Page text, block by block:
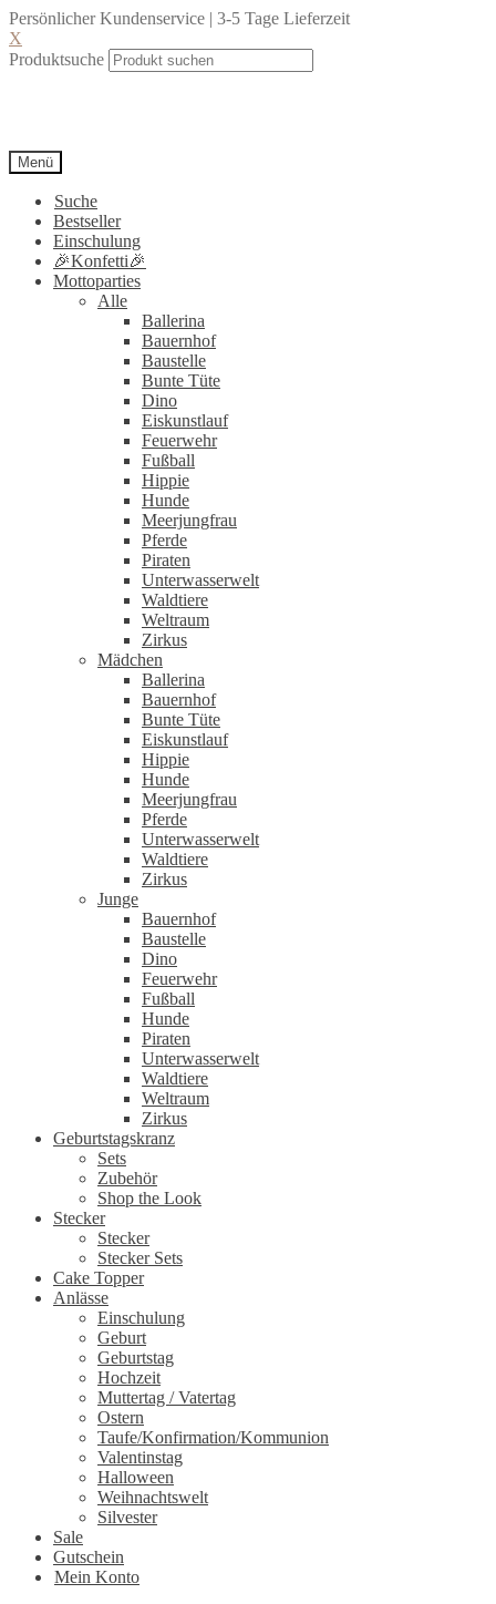
Persönlicher Kundenservice | 3-5 Tage Lieferzeit
X
Produktsuche
Menü
Suche
Bestseller
Einschulung
🎉Konfetti🎉
Mottoparties
Alle
Ballerina
Bauernhof
Baustelle
Bunte Tüte
Dino
Eiskunstlauf
Feuerwehr
Fußball
Hippie
Hunde
Meerjungfrau
Pferde
Piraten
Unterwasserwelt
Waldtiere
Weltraum
Zirkus
Mädchen
Ballerina
Bauernhof
Bunte Tüte
Eiskunstlauf
Hippie
Hunde
Meerjungfrau
Pferde
Unterwasserwelt
Waldtiere
Zirkus
Junge
Bauernhof
Baustelle
Dino
Feuerwehr
Fußball
Hunde
Piraten
Unterwasserwelt
Waldtiere
Weltraum
Zirkus
Geburtstagskranz
Sets
Zubehör
Shop the Look
Stecker
Stecker
Stecker Sets
Cake Topper
Anlässe
Einschulung
Geburt
Geburtstag
Hochzeit
Muttertag / Vatertag
Ostern
Taufe/Konfirmation/Kommunion
Valentinstag
Halloween
Weihnachtswelt
Silvester
Sale
Gutschein
Mein Konto